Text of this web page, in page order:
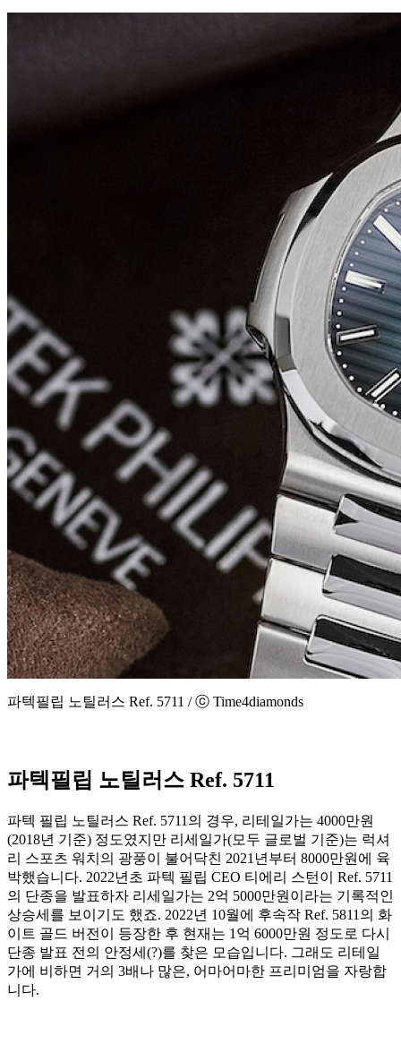
파텍필립 노틸러스 Ref. 5711 / ⓒ Time4diamonds
파텍필립 노틸러스 Ref. 5711
파텍 필립 노틸러스 Ref. 5711의 경우, 리테일가는 4000만원
(2018년 기준) 정도였지만 리세일가(모두 글로벌 기준)는 럭셔
리 스포츠 워치의 광풍이 불어닥친 2021년부터 8000만원에 육
박했습니다. 2022년초 파텍 필립 CEO 티에리 스턴이 Ref. 5711
의 단종을 발표하자 리세일가는 2억 5000만원이라는 기록적인
상승세를 보이기도 했죠. 2022년 10월에 후속작 Ref. 5811의 화
이트 골드 버전이 등장한 후 현재는 1억 6000만원 정도로 다시
단종 발표 전의 안정세(?)를 찾은 모습입니다. 그래도 리테일
가에 비하면 거의 3배나 많은, 어마어마한 프리미엄을 자랑합
니다.